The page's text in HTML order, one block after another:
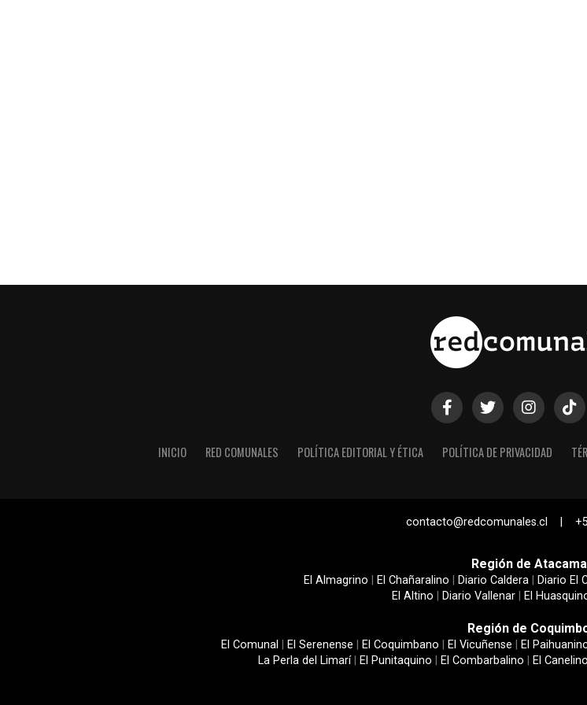
INICIO RED COMUNALES POLÍTICA EDITORIAL Y ÉTICA POLÍTICA DE PRIVACIDAD
contacto@redcomunales.cl |
Región de Atacama
El Almagrino El Chañaralino Diario Caldera Diario El
El Altino
Diario Vallenar El
Región de
El Comunal El Serenense El Coquimbano El Vicuñense El
La Perla del Limarí| El Punitaquino El Combarbalino El Canelino